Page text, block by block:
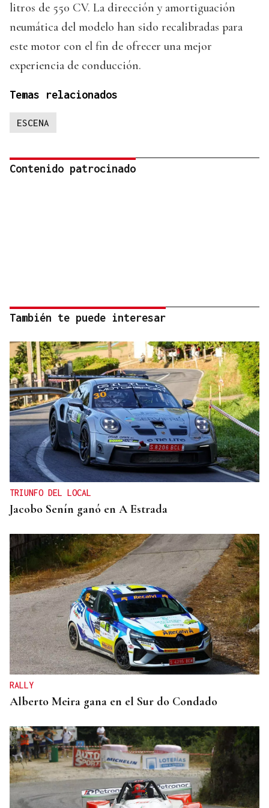
litros de 550 CV. La dirección y amortiguación
neumática del modelo han sido recalibradas para
este motor con el fin de ofrecer una mejor
experiencia de conducción.
Temas relacionados
ESCENA
Contenido patrocinado
También te puede interesar
TRIUNFO DEL LOCAL
Jacobo Senín ganó en A Estrada
RALLY
Alberto Meira gana en el Sur do Condado